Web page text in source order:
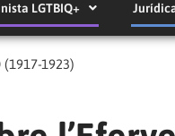
LGTBIQ+
(1917-1923)